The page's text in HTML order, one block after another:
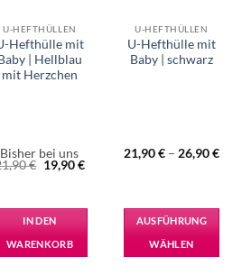
U-HEFTHÜLLEN
Hefthülle mit
| Hellblau
mit Herzchen
Bisher bei uns
€ Ursprünglicher
Preis
19,90€Aktueller
IN DEN
WARENKORB
U-HEFTHÜLLEN
U-Hefthülle mit
Baby | schwarz
21,90€– 26,90€
AUSFÜHRUNG
WÄHLEN